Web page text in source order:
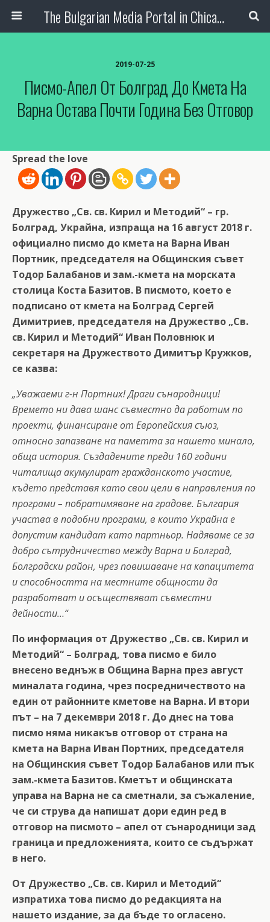
The Bulgarian Media Portal in Chicago
2019-07-25
Писмо-Апел От Болград До Кмета На
Варна Остава Почти Година Без Отговор
Spread the love
Дружество „Св. св. Кирил и Методий“ – гр.
Болград, Украйна, изпраща на 16 август 2018 г.
официално писмо до кмета на Варна Иван
Портник, председателя на Общинския съвет
Тодор Балабанов и зам.-кмета на морската
столица Коста Базитов. В писмото, което е
подписано от кмета на Болград Сергей
Димитриев, председателя на Дружество „Св.
св. Кирил и Методий“ Иван Половнюк и
секретаря на Дружеството Димитър Кружков,
се казва:
„Уважаеми г-н Портних! Драги сънародници!
Времето ни дава шанс съвместно да работим по
проекти, финансиране от Европейския съюз,
относно запазване на паметта за нашето минало,
обща история. Създадените преди 160 години
читалища акумулират гражданското участие,
където представя като свои цели в направления по
програми – побратимяване на градове. България
участва в подобни програми, в които Украйна е
допустим кандидат катопартньор. Надяваме се за
добро сътрудничество между Варна и Болград,
Болградски район, чрез повишаване на капацитета
и способността на местните общности да
разработват и осъществяват съвместни
дейности…“
По информация от Дружество „Св. св. Кирил и
Методий“ – Болград, това писмо е било
внесено веднъж в Община Варна през август
миналата година, чрез посредничеството на
един от районните кметове на Варна. И втори
път – на 7 декември 2018 г. До днес на това
писмо няма никакъв отговор от страна на
кмета на Варна Иван Портних, председателя
на Общинския съвет Тодор Балабанов или пък
зам.-кмета Базитов. Кметът и общинската
управа на Варна не са сметнали, за съжаление,
че си струва да напишат дори един ред в
отговор на писмото – апел от сънародници зад
граница и предложенията, които се съдържат
в него.
От Дружество „Св. св. Кирил и Методий“
изпратиха това писмо до редакцията на
нашето издание, за да бъде то огласено.